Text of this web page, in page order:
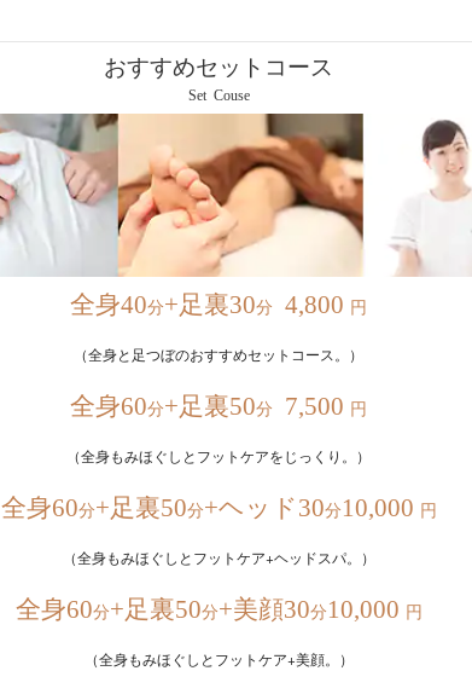
おすすめセットコース
Set Couse
全身40分+足裏30分 4,800 円
（全身と足つぼのおすすめセットコース。）
全身60分+足裏50分 7,500 円
（全身もみほぐしとフットケアをじっくり。）
全身60分+足裏50分+ヘッド30分10,000 円
（全身もみほぐしとフットケア+ヘッドスパ。）
全身60分+足裏50分+美顔30分10,000 円
（全身もみほぐしとフットケア+美顔。）